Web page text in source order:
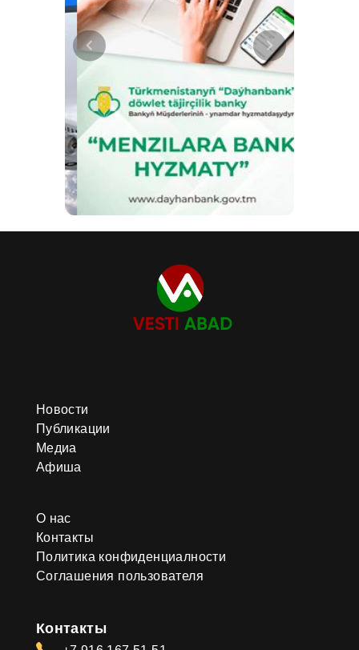
Новости
Публикации
Медиа
Афиша
О нас
Контакты
Политика конфиденциалности
Соглашения пользователя
Контакты